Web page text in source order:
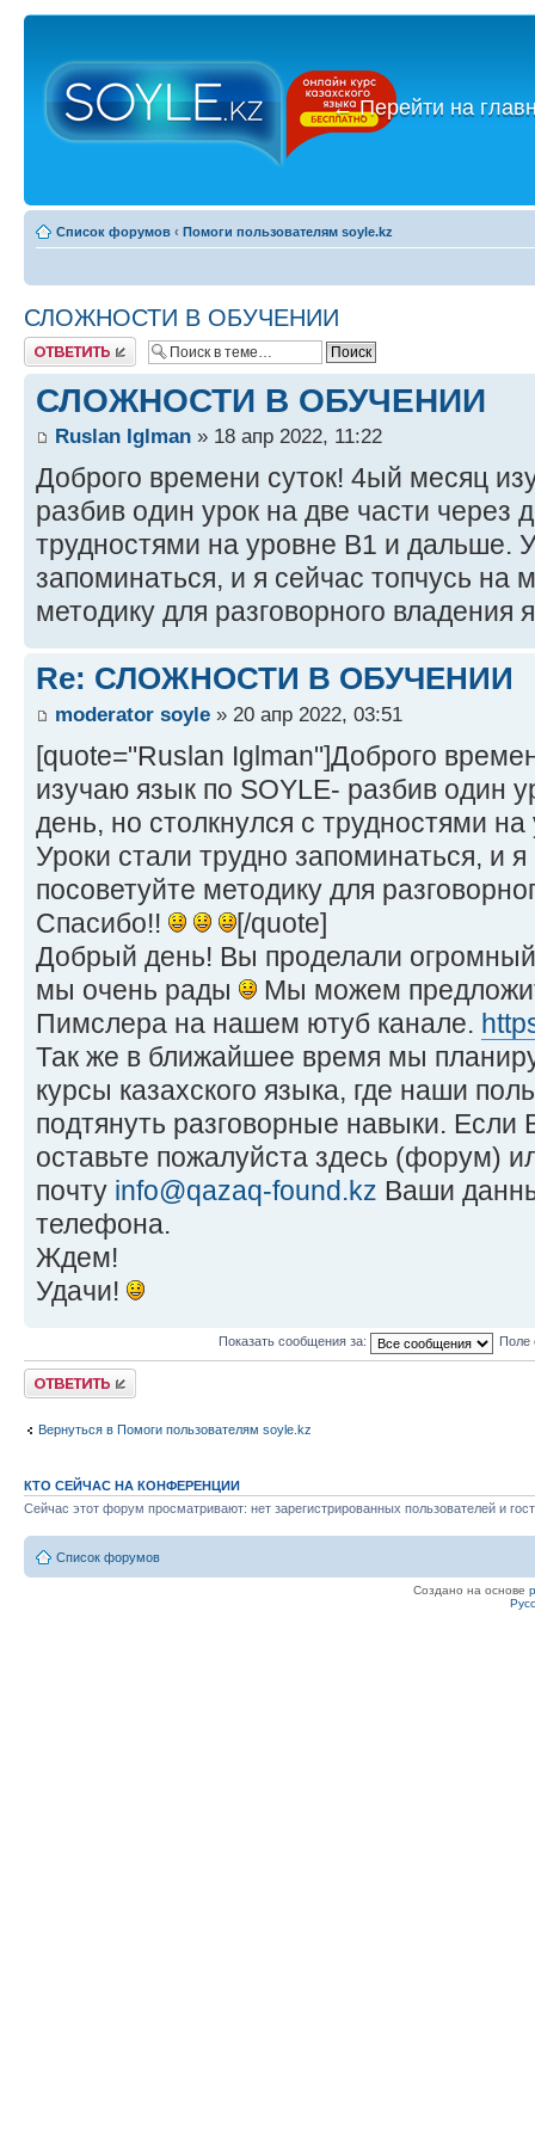
←Перейти на
Список форумов ‹ Помоги пользователям soyle.kz
СЛОЖНОСТИ В ОБУЧЕНИИ
Ответить
СЛОЖНОСТИ В ОБУЧЕНИИ
Ruslan Iglman » 18 апр 2022, 11:22
Доброго времени суток! 4ый месяц
разбив один урок на две части через
трудностями на уровне В1 и дальше.
запоминаться, и я сейчас топчусь на
методику для разговорного
Re: СЛОЖНОСТИ В ОБУЧЕНИИ
moderator soyle » 20 апр 2022, 03:51
[quote="Ruslan Iglman"]Доброго
изучаю язык по SOYLE- разбив один
день, но столкнулся с трудностями
Уроки стали трудно запоминаться, и
посоветуйте методику для
Спасибо!!
[/quote]
Добрый день! Вы проделали
мы очень рады
Мы можем
Пимслера на нашем ютуб канале.
Так же в ближайшее время мы
курсы казахского языка, где наши
подтянуть разговорные навыки.
оставьте пожалуйста здесь (форум)
почту info@qazaq-found.kz Ваши
телефона.
Ждем!
Удачи!
Показать сообщения за: Поле
Ответить
Вернуться в Помоги пользователям soyle.kz
КТО СЕЙЧАС НА КОНФЕРЕНЦИИ
Сейчас этот форум просматривают: нет зарегистрированных пользователей и
Список форумов
Создано на основе